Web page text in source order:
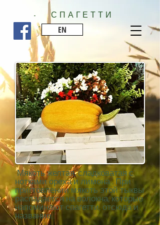
EN
- СПАГЕТТИ
-
Мякоть желтая, сладковатая с
нотками ореха и лимона . При
пригтовлении мякоть этой тыквы
распадается на волокна, которые
напоминают спагетти, отсюда и
название.